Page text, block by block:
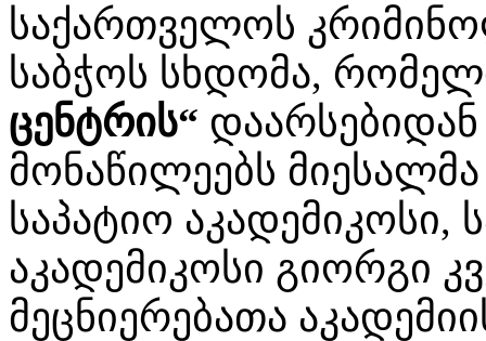
საქართველოს
საბჭოს სხდომა,
ცენტრის“
მონაწილეებს
საპატიო
აკადემიკოსი გიორგი
მეცნიერებათა